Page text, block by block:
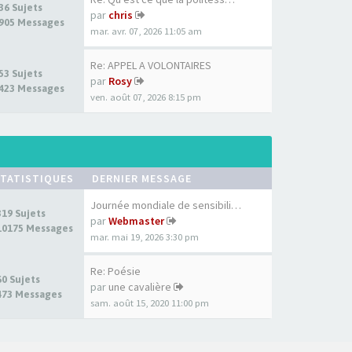
Sujets
Messages
par chris
mar. avr. 07, 2026 11:05 am
Sujets
Messages
Re: APPEL A VOLONTAIRES
par Rosy
ven. août 07, 2026 8:15 pm
DERNIER MESSAGE
Sujets
Messages
Journée mondiale de sensibili…
parWebmaster
mar. mai 19, 2026 3:30 pm
Sujets
Messages
Re: Poésie
par une cavalière
sam. août 15, 2020 11:00 pm